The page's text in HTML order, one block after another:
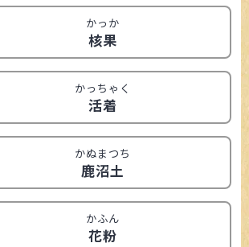
かっか
核果
かっちゃく
活着
かぬまつち
鹿沼土
かふん
花粉